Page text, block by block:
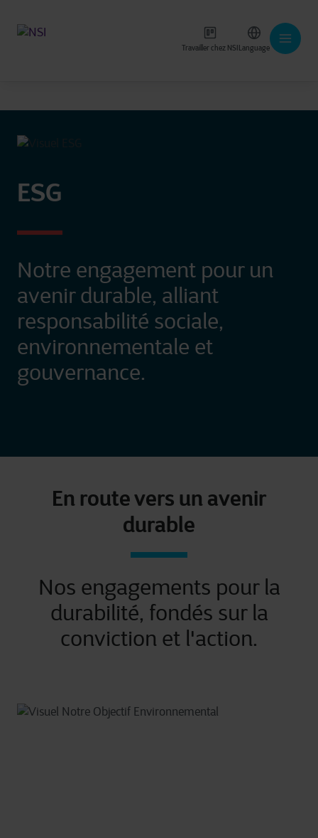
Travailler chez NSILanguage
ESG
Notre engagement pour un
avenir durable, alliant
responsabilité sociale,
environnementale et
gouvernance.
En route vers un avenir
durable
Nos engagements pour la
durabilité, fondés sur la
conviction et l'action.